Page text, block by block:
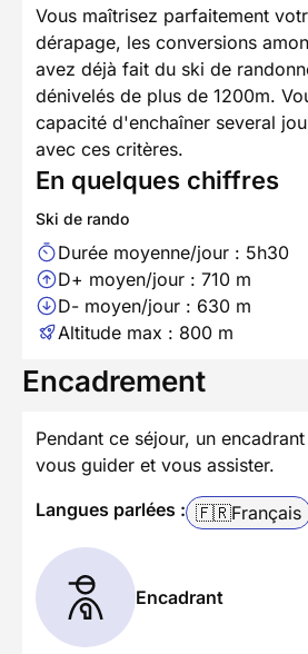
Vous maîtrisez parfaitement
dérapage, les conversions
avez déjà fait du ski de
dénivelés de plus de 1200m.
capacité d'enchaîner several
avec ces critères.
En quelques chiffres
Ski de rando
Durée moyenne/jour : 5h30
D+ moyen/jour : 710 m
D- moyen/jour : 630 m
Altitude max : 800 m
Encadrement
Pendant ce séjour, un
vous guider et vous assister.
Langues parlées : 🇫🇷Français
Encadrant